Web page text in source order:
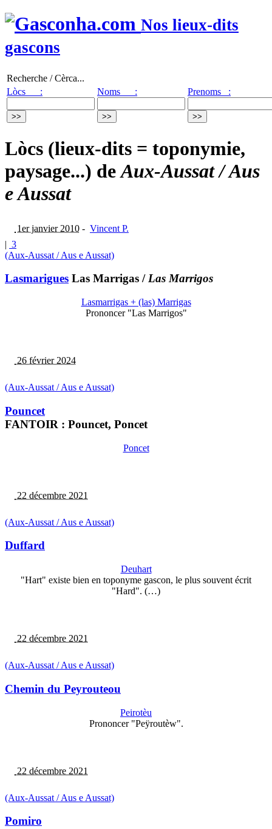
Nos lieux-dits
gascons
Recherche / Cèrca...
Lòcs :
Noms : Prenoms :
Lòcs (lieux-dits = toponymie,
paysage...) deAux-Aussat / Aus
e Aussat
1er janvier 2010 - Vincent P.
| 3
(Aux-Aussat / Aus e Aussat)
Lasmarigues Las Marrigas /Las Marrigos
Lasmarrigas + (las) Marrigas
Prononcer "Las Marrigos"
26 février 2024
(Aux-Aussat / Aus e Aussat)
Pouncet
FANTOIR : Pouncet, Poncet
Poncet
22 décembre 2021
(Aux-Aussat / Aus e Aussat)
Duffard
Deuhart
"Hart" existe bien en toponyme gascon, le plus souvent écrit
"Hard". (…)
22 décembre 2021
(Aux-Aussat / Aus e Aussat)
Chemin du Peyrouteou
Peirotèu
Prononcer "Peÿroutèw".
22 décembre 2021
(Aux-Aussat / Aus e Aussat)
Pomiro